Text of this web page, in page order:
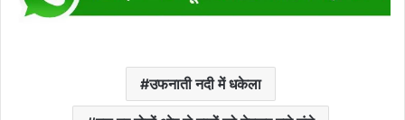
उफनाती नदी में धकेला